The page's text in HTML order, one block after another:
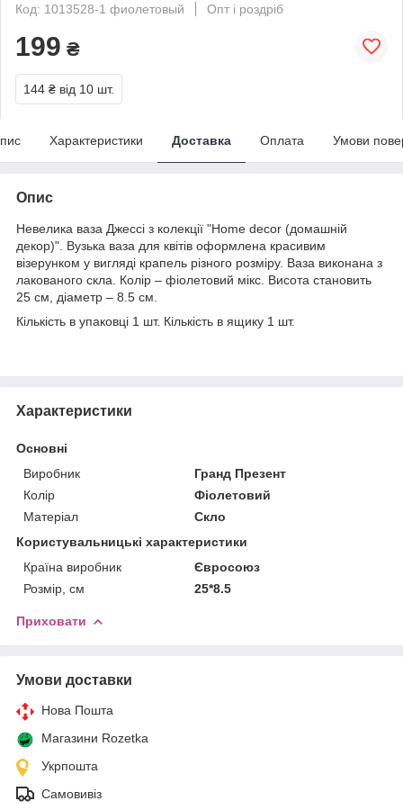
Код: 1013528-1 фиолетовый
Опт і роздріб
199 ₴
144 ₴ від 10 шт.
Характеристики Доставка Оплата Умови
Опис
Невелика ваза Джессі з колекції "Home decor (домашній
декор)". Вузька ваза для квітів оформлена красивим
візерунком у вигляді крапель різного розміру. Ваза виконана з
лакованого скла. Колір – фіолетовий мікс. Висота становить
25 см, діаметр – 8.5 см.
Кількість в упаковці 1 шт. Кількість в ящику 1 шт.
Характеристики
Основні
Виробник
Гранд Презент
Колір
Фіолетовий
Матеріал
Скло
Користувальницькі характеристики
Країна виробник
Євросоюз
Розмір, см
25*8.5
Приховати
Умови доставки
Нова Пошта
Магазини Rozetka
Укрпошта
Самовивіз